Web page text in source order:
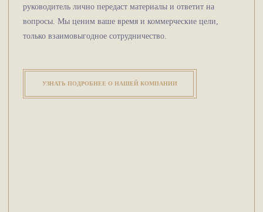
руководитель лично передаст материалы и ответит на
вопросы. Мы ценим ваше время и коммерческие цели,
только взаимовыгодное сотрудничество.
УЗНАТЬ ПОДРОБНЕЕ О НАШЕЙ КОМПАНИИ